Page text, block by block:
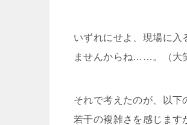
いずれにせよ、現場に入
ませんからね……。（大
それで考えたのが、以下
若干の複雑さを感じます